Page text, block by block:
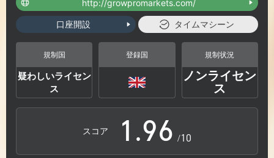
http://growpromarkets.com/
口座開設 タイムマシーン
規制国
疑わしいライセン
ス
登録国 規制状況
ノンライセン
ス
スコア
0
1 .
6
7
8
9
3
4
5
6 /10